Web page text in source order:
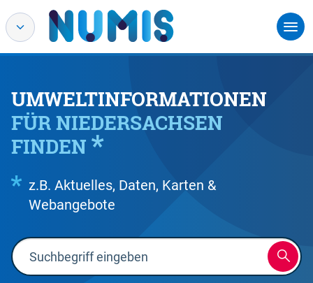
UMWELTINFORMATIONEN
FÜR NIEDERSACHSEN
FINDEN
z.B. Aktuelles, Daten, Karten &
Webangebote